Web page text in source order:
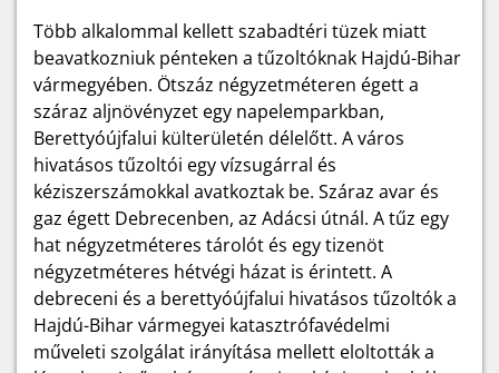
Több alkalommal kellett szabadtéri tüzek miatt
beavatkozniuk pénteken a tűzoltóknak Hajdú-Bihar
vármegyében. Ötszáz négyzetméteren égett a
száraz aljnövényzet egy napelemparkban,
Berettyóújfalui külterületén délelőtt. A város
hivatásos tűzoltói egy vízsugárral és
kéziszerszámokkal avatkoztak be. Száraz avar és
gaz égett Debrecenben, az Adácsi útnál. A tűz egy
hat négyzetméteres tárolót és egy tizenöt
négyzetméteres hétvégi házat is érintett. A
debreceni és a berettyóújfalui hivatásos tűzoltók a
Hajdú-Bihar vármegyei katasztrófavédelmi
műveleti szolgálat irányítása mellett eloltották a